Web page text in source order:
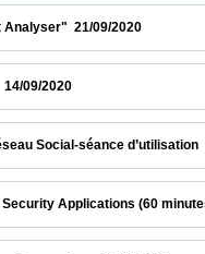
et Analyser"  21/09/
14/09/2020
Réseau Social-séance
Security Applications